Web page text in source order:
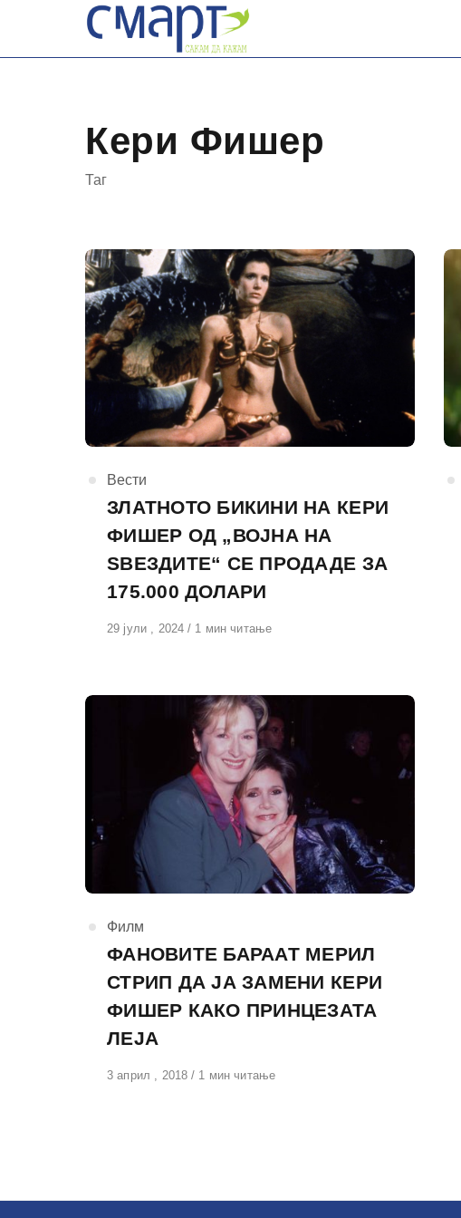
content
Кери Фишер
Таг
КАтегорија
Вести
ЗЛАТНОТО БИКИНИ НА КЕРИ
ФИШЕР ОД „ВОЈНА НА
ЅВЕЗДИТЕ“ СЕ ПРОДАДЕ ЗА
175.000 ДОЛАРИ
Објавено
29 јули , 2024 1 мин читање
КАтегорија
Филм
ФАНОВИТЕ БАРААТ МЕРИЛ
СТРИП ДА ЈА ЗАМЕНИ КЕРИ
ФИШЕР КАКО ПРИНЦЕЗАТА
ЛЕЈА
Објавено
3 април , 2018 1 мин читање